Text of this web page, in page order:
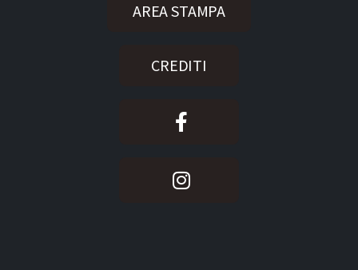
AREA STAMPA
CREDITI